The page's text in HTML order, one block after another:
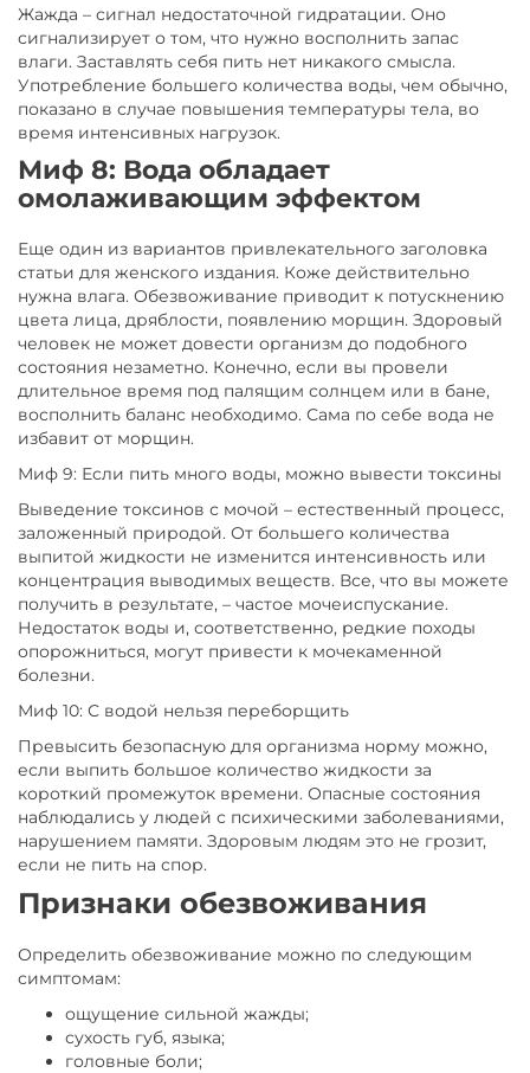
Жажда – сигнал недостаточной гидратации. Оно
сигнализирует о том, что нужно восполнить запас
влаги. Заставлять себя пить нет никакого смысла.
Употребление большего количества воды, чем обычно,
показано в случае повышения температуры тела, во
время интенсивных нагрузок.
Миф 8: Вода обладает
омолаживающим эффектом
Еще один из вариантов привлекательного заголовка
статьи для женского издания. Коже действительно
нужна влага. Обезвоживание приводит к потускнению
цвета лица, дряблости, появлению морщин. Здоровый
человек не может довести организм до подобного
состояния незаметно. Конечно, если вы провели
длительное время под палящим солнцем или в бане,
восполнить баланс необходимо. Сама по себе вода не
избавит от морщин.
Миф 9: Если пить много воды, можно вывести токсины
Выведение токсинов с мочой – естественный процесс,
заложенный природой. От большего количества
выпитой жидкости не изменится интенсивность или
концентрация выводимых веществ. Все, что вы можете
получить в результате, – частое мочеиспускание.
Недостаток воды и, соответственно, редкие походы
опорожниться, могут привести к мочекаменной
болезни.
Миф 10: С водой нельзя переборщить
Превысить безопасную для организма норму можно,
если выпить большое количество жидкости за
короткий промежуток времени. Опасные состояния
наблюдались у людей с психическими заболеваниями,
нарушением памяти. Здоровым людям это не грозит,
если не пить на спор.
Признаки обезвоживания
Определить обезвоживание можно по следующим
симптомам:
ощущение сильной жажды;
сухость губ, языка;
головные боли;